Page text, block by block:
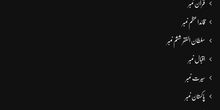
قرآن نمبر
قائداعظم نمبر
سلطان الفقر ششم نمبر
اقبال نمبر
سیرت نمبر
پاکستان نمبر